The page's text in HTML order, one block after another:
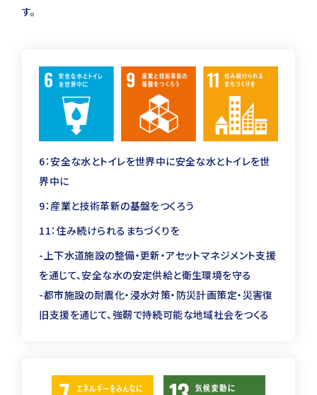
合計
認定アセットマネージャー国際資
―
JAAM認定アセットマネージャー ―
公害防止管理者
一級建築士
二級建築士 ―
建築設備士 ―
す。
6：安全な水とトイレを世界中に安全な水とトイレを世
界中に
9：産業と技術革新の基盤をつくろう
11：住み続けられるまちづくりを
-上下水道施設の整備・更新・アセットマネジメント支援
を通じて、安全な水の安定供給と衛生環境を守る
-都市施設の耐震化・浸水対策・防災計画策定・災害復
旧支援を通じて、強靭で持続可能な地域社会をつくる